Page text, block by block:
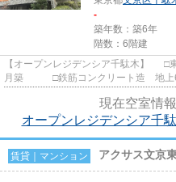
-
築年数：築6年
階数：6階建
【オープンレジデンシア千駄木】 □東京
月築 □鉄筋コンクリート造 地上6階建て □ナカノフドー
現在空室情
オープンレジデンシア千
賃貸｜マンション アクサス文京